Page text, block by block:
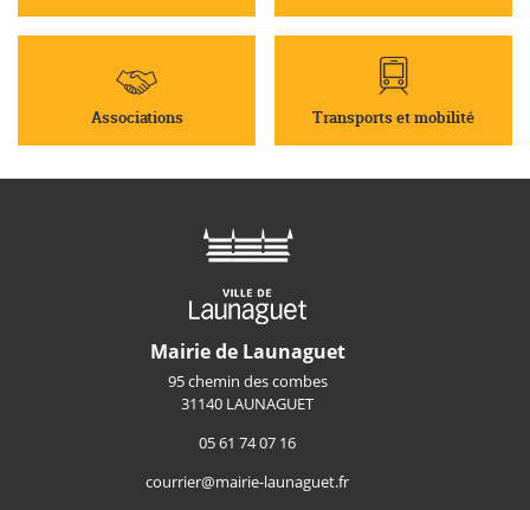
Associations Transports et mobilité
Mairie de Launaguet
95 chemin des combes
31140 LAUNAGUET
05 61 74 07 16
courrier@mairie-launaguet.fr